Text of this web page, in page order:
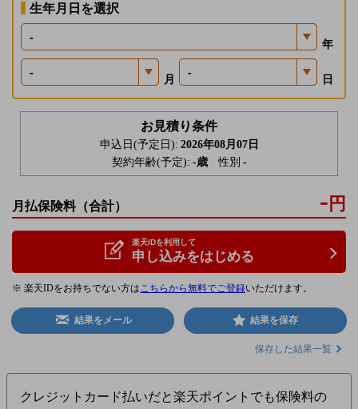
生年月日を選択
年
月 日
お見積り条件
申込日(予定日): 2026年08月07日
契約年齢(予定): -歳 性別 -
月払保険料（合計） - 円
楽天IDを利用して
申し込みをはじめる
※ 楽天IDをお持ちでない方はこちらから無料でご登録いただけます。
結果をメール 結果を保存
保存した結果一覧
クレジットカード払いだと楽天ポイントでも保険料の